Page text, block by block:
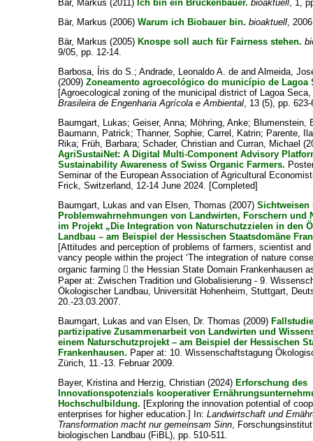
Bär, Markus (2011) Ich bin ein Brückenbauer. bioaktuell, 1,
Bär, Markus (2006)Warum ich Biobauer bin. bioaktuell,
Bär, Markus (2005) Knospe soll auch für Fairness stehen.
9/05, pp. 12-14.
Barbosa, Íris do S.;Andrade, Leonaldo A. de andAlmeida,
(2009)Zoneamento agroecológico do município de Lagoa
[Agroecological zoning of the municipal district of Lagoa
Brasileira de Engenharia Agrícola e Ambiental, 13 (5), pp. 623-
Baumgart, Lukas;Geiser, Anna; Möhring, Anke; Blumenstein,
Baumann, Patrick;Thanner, Sophie;Carrel, Katrin; Parente,
Rika; Früh, Barbara;Schader, Christian andCurran, Michael
AgriSustaiNet: A Digital Multi-Component Advisory
Sustainability Awareness of Swiss Organic Farmers.
Seminar of the European Association of Agricultural
Frick, Switzerland, 12-14 June 2024. [Completed]
Baumgart, Lukas andvan Elsen, Thomas (2007)Sichtweisen
Problemwahrnehmungen von Landwirten, Forschern und
im Projekt „Die Integration von Naturschutzzielen in den
Landbau – am Beispiel der Hessischen Staatsdomäne
[Attitudes and perception of problems of farmers, scientist
vancy people within the project ‘The integration of nature
organic farming  the Hessian State Domain Frankenhausen
Paper at: Zwischen Tradition und Globalisierung - 9.
Ökologischer Landbau, Universität Hohenheim, Stuttgart,
20.-23.03.2007.
Baumgart, Lukas andvan Elsen, Dr. Thomas (2009)
partizipative Zusammenarbeit von Landwirten und
einem Naturschutzprojekt – am Beispiel der Hessischen
Frankenhausen. Paper at: 10. Wissenschaftstagung
Zürich, 11.-13. Februar 2009.
Bayer, Kristinaand Herzig, Christian (2024) Erforschung des
Innovationspotenzials kooperativer
Hochschulbildung. [Exploring the innovation potential of
enterprises for higher education.] In:Landwirtschaft und
Transformation macht nur gemeinsam Sinn,
biologischen Landbau (FiBL), pp. 510-511.